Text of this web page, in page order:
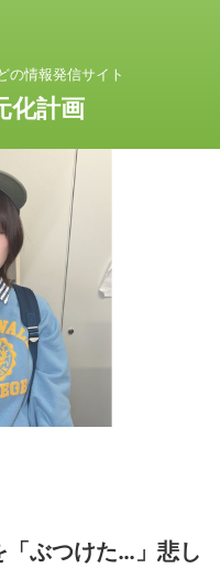
の情報発信サイト
化計画
「ぶつけた…」悲し